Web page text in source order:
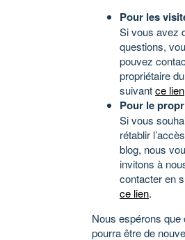
Pour les
Si vous avez
questions,
pouvez
propriétaire
suivantce lien
Pour le
Si vous
rétablir
blog, nous
invitons à
contacter en
ce lien.
Nous espérons que
pourra être de